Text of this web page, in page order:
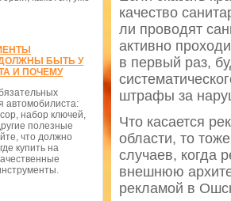
БЫТЬ У
И ПОЧЕМУ
автомобилиста:
набор ключей,
полезные
что должно
купить на
качество
ли проводят
активно
в первый раз,
штрафы за
Что касается
области, то
случаев, когда
внешнюю
рекламой в